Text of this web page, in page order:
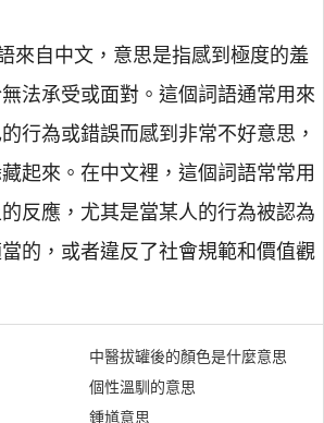
來自中文，意思是指感到極度的羞
法承受或面對。這個詞語通常用來
行為或錯誤而感到非常不好意思，
起來。在中文裡，這個詞語常常用
反應，尤其是當某人的行為被認為
的，或者違反了社會規範和價值觀
中醫拔罐後的顏色是什麼意思
個性溫馴的意思
鍾馗意思